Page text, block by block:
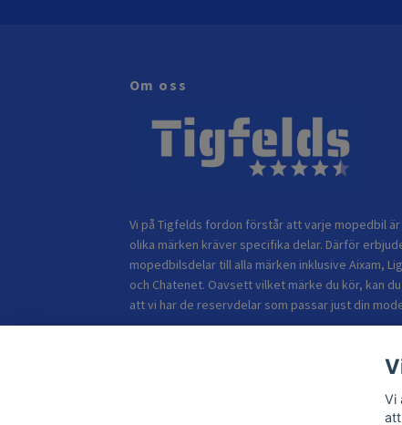
Om oss
Vi på Tigfelds fordon förstår att varje mopedbil
olika märken kräver specifika delar. Därför
mopedbilsdelar till alla märken inklusive Aixam,
och Chatenet. Oavsett vilket märke du kör, kan
att vi har de reservdelar som passar just din
Vi